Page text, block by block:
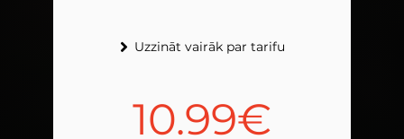
Uzzināt vairāk par tarifu
10.99€
Uzzināt vairāk par tarifu
12.99€